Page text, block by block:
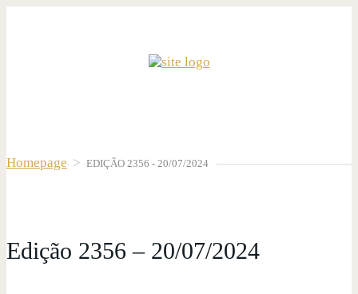
Homepage > EDIÇÃO 2356 - 20/07/2024
Edição 2356 – 20/07/2024